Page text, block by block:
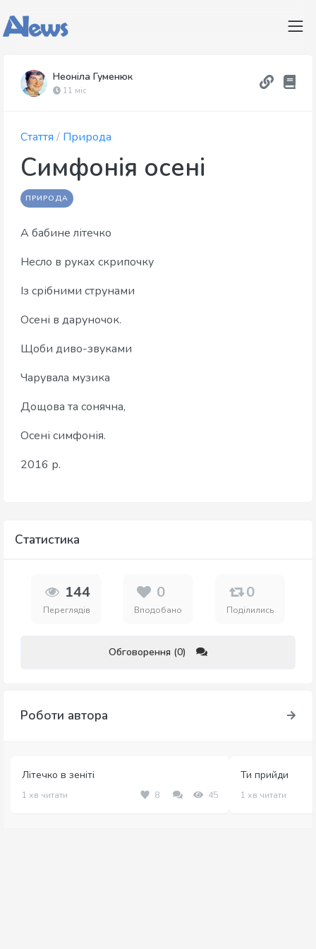
Неоніла Гуменюк
11 міс
Стаття / Природа
Симфонія осені
ПРИРОДА
А бабине літечко
Несло в руках скрипочку
Із срібними струнами
Осені в даруночок.
Щоби диво-звуками
Чарувала музика
Дощова та сонячна,
Осені симфонія.
2016 р.
Статистика
144
Переглядів
0
Вподобано
0
Поділились
Обговорення (0)
Роботи автора
Літечко в зеніті
1 хв читати 8 45
Ти прийди
1 хв читати